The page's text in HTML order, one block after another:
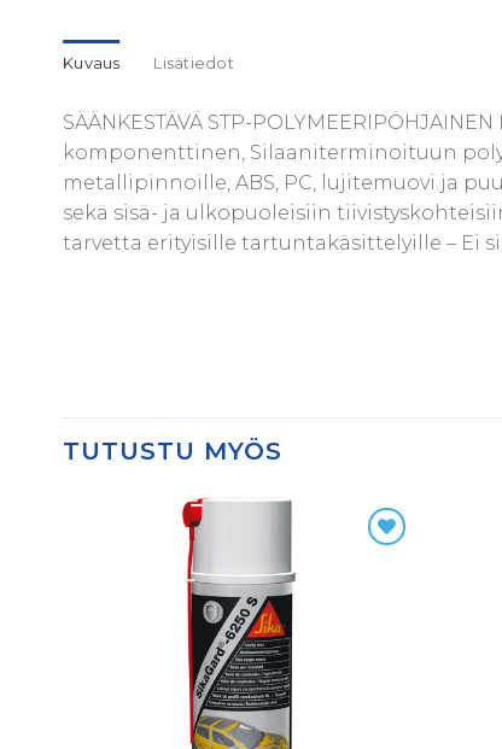
Kuvaus Lisätiedot
SÄÄNKESTÄVÄ STP-
komponenttinen, Silaaniterminoituun
metallipinnoille, ABS, PC, lujitemuovi ja
sekä sisä- ja ulkopuoleisiin
tarvetta erityisille tartuntakäsittelyille – Ei
TUTUSTU MYÖS